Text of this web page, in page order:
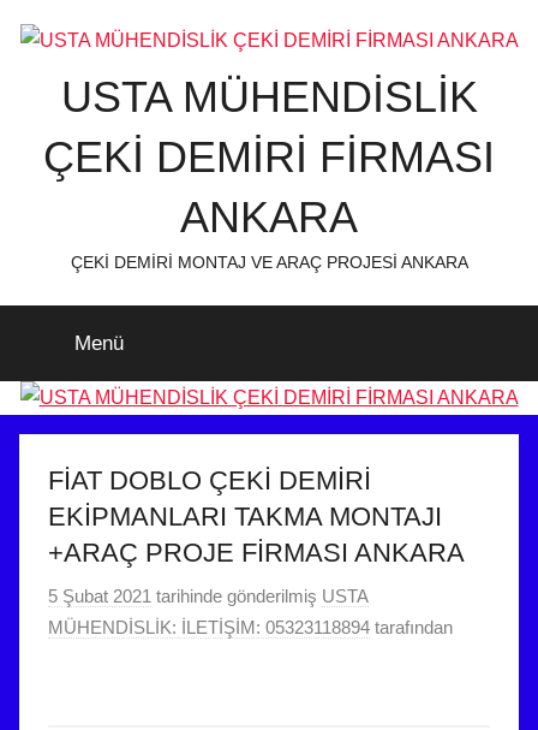
atla
USTA MÜHENDİSLİK
ÇEKİ DEMİRİ FİRMASI
ANKARA
ÇEKİ DEMİRİ MONTAJ VE ARAÇ PROJESİ ANKARA
Menü
FİAT DOBLO ÇEKİ DEMİRİ
EKİPMANLARI TAKMA MONTAJI
+ARAÇ PROJE FİRMASI ANKARA
5 Şubat 2021 tarihinde gönderilmiş USTA
MÜHENDİSLİK: İLETİŞİM: 05323118894 tarafından